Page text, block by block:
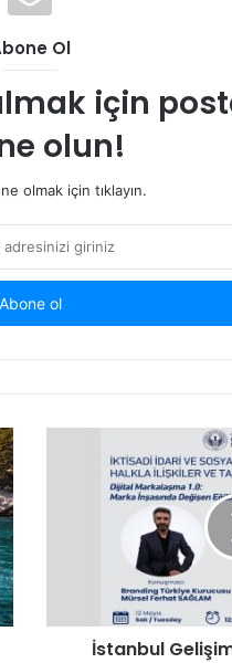
Ol
için
olun!
olmak için tıklayın.
İstanbul